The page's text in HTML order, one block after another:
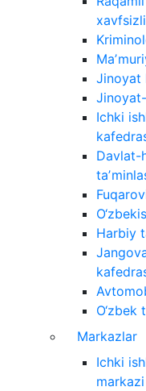
Jinoyat
Ichki
Davlat-
Harbiy
Markazlar
Ichki
markazi